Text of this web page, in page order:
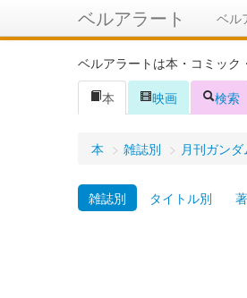
ベルアラート ベル
ベルアラートは本・コミック
本
映画 検索
本 > 雑誌別 > 月刊ガン
雑誌別 タイトル別